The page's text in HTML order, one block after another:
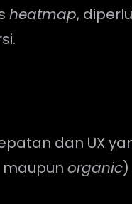
heatmap,
dan UX
maupunorganic